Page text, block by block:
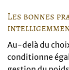
Les bonnes
Au-delà du
conditionne